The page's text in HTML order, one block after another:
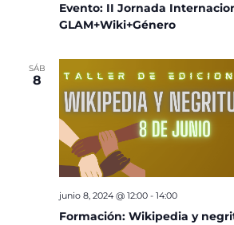
Evento: II Jornada
GLAM+Wiki+Género
SÁB
8
Formación: Wikipedia y
junio 8, 2024 @ 12:00- 14:00